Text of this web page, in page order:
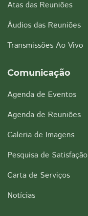
Atas das Reuniões
Áudios das Reuniões
Transmissões Ao Vivo
Comunicação
Agenda de Eventos
Agenda de Reuniões
Galeria de Imagens
Pesquisa de Satisfação
Carta de Serviços
Notícias